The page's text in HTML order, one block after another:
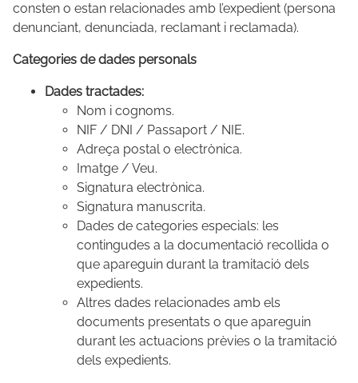
consten o estan relacionades amb l’expedient (persona
denunciant, denunciada, reclamant i reclamada).
Categories de dades personals
Dades tractades:
Nom i cognoms.
NIF / DNI / Passaport / NIE.
Adreça postal o electrònica.
Imatge / Veu.
Signatura electrònica.
Signatura manuscrita.
Dades de categories especials: les
contingudes a la documentació recollida o
que apareguin durant la tramitació dels
expedients.
Altres dades relacionades amb els
documents presentats o que apareguin
durant les actuacions prèvies o la tramitació
dels expedients.